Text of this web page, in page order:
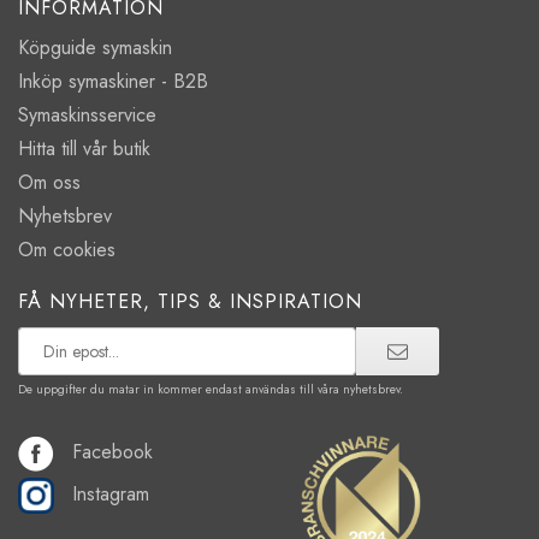
INFORMATION
Köpguide symaskin
Inköp symaskiner - B2B
Symaskinsservice
Hitta till vår butik
Om oss
Nyhetsbrev
Om cookies
FÅ NYHETER, TIPS & INSPIRATION
De uppgifter du matar in kommer endast användas till våra nyhetsbrev.
Facebook
Instagram